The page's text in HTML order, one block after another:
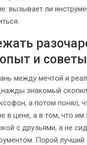
вызывает ли
и советы
между мечтой и
знакомый
а потом понял,
в цене, а в том, что им
с друзьями, а не
Порой